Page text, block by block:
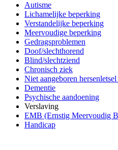
Autisme
Lichamelijke beperking
Verstandelijke beperking
Meervoudige beperking
Gedragsproblemen
Doof/slechthorend
Blind/slechtziend
Chronisch ziek
Niet aangeboren
Dementie
Psychische aandoening
Verslaving
EMB (Ernstig Meervoudig
Handicap